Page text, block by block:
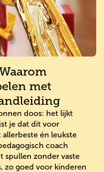
met
doos: het lijkt
je dat dit voor
én leukste
coach
spullen zonder vaste
zo goed voor kinderen